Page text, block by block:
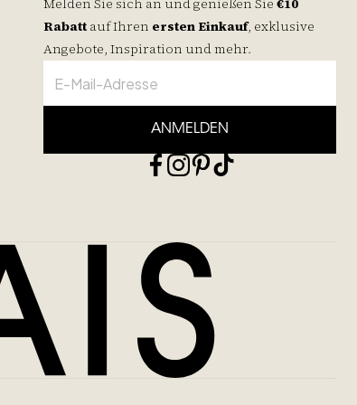
Melden Sie sich an und genießen Sie €10
Rabatt aufIhren ersten Einkauf, exklusive
Angebote, Inspiration und mehr.
ANMELDEN